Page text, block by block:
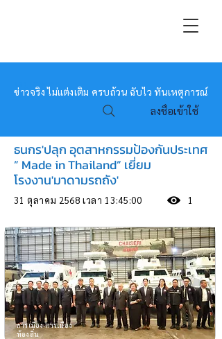
หมอข่าว
ข่าวจริง ไม่แต่งเติม ครบถ้วน ฉับไว ทันเหตุการณ์
ลงชื่อเข้าใช้
ธนกร'ปลุก อุตสาหกรรมป้องกันประเทศ
” Made in Thailand” เยี่ยม
โรงงาน'มาดามรถถัง'
31 ตุลาคม 2568 เวลา 13:45:00 1
การเมือง-การเมือง
ท้องถิ่น